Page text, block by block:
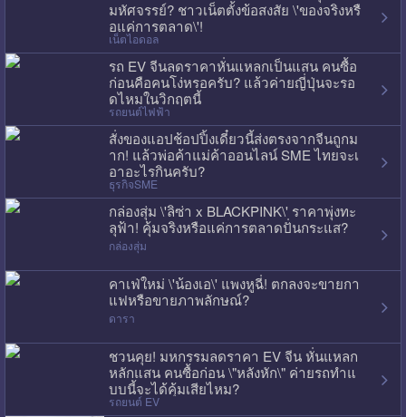
มหัศจรรย์? ชาวเน็ตตั้งข้อสงสัย \'ของจริงหรื
อแค่การตลาด\'!
เน็ตไอดอล
รถ EV จีนลดราคาหั่นแหลกเป็นแสน คนซื้อ
ก่อนคือคนโง่หรอครับ? แล้วค่ายญี่ปุ่นจะรอ
ดไหมในวิกฤตนี้
รถยนต์ไฟฟ้า
สั่งของแอปช้อปปิ้งเดี๋ยวนี้ส่งตรงจากจีนถูกม
าก! แล้วพ่อค้าแม่ค้าออนไลน์ SME ไทยจะเ
อาอะไรกินครับ?
ธุรกิจSME
กล่องสุ่ม \'ลิซ่า x BLACKPINK\' ราคาพุ่งทะ
ลุฟ้า! คุ้มจริงหรือแค่การตลาดปั่นกระแส?
กล่องสุ่ม
คาเฟ่ใหม่ \'น้องเอ\' แพงหูฉี่! ตกลงจะขายกา
แฟหรือขายภาพลักษณ์?
ดารา
ชวนคุย! มหกรรมลดราคา EV จีน หั่นแหลก
หลักแสน คนซื้อก่อน \"หลังหัก\" ค่ายรถทำแ
บบนี้จะได้คุ้มเสียไหม?
รถยนต์ EV